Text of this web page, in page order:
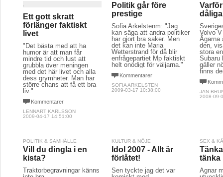
Ett gott skratt
förlänger faktiskt
livet
"Det bästa med att ha
humor är att man får
mindre tid och lust att
grubbla över meningen
med det här livet och alla
dess grymheter. Man har
större chans att få ett bra
liv."
Kommentarer
LENNART KARLSSON
2009-04-17 14:51:00
Politik går före
prestige
Sofia Arkelstenm: "Jag
kan säga att andra politiker
har gjort bra saker. Men
det kan inte Maria
Wetterstrand för då blir
enfrågepartiet Mp faktiskt
helt onödigt för väljarna."
Kommentarer
SOFIA ARKELSTEN
2009-03-17 10:38:00
Volvo
Ägarna
den,
stora
Subaru
gäller
finns
JAN
2008-09-
POLITIK & SAMHÄLLE
Vill du dingla i en
kista?
Traktorbegravningar känns
KULTUR & NÖJE
Idol 2007 - Allt är
förlåtet!
Sen tyckte jag det var
SEX &
tänka
Ägnar